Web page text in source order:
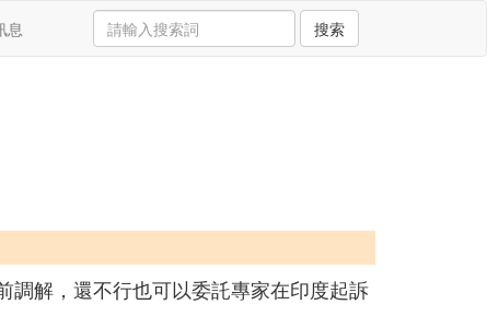
息 搜索
調解，還不行也可以委託專家在印度起訴